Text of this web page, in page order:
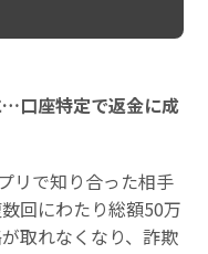
口座特定で返金に成
リで知り合った相手
回にわたり総額50万
取れなくなり、詐欺